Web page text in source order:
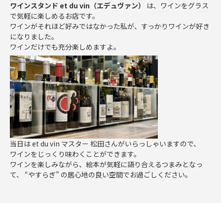
ワインスタンド et du vin（エデュヴァン）
は、ワインをグラス
で気軽に楽しめるお店です。
ワインがそれほど好みではなかった私が、すっかりワインが好き
になりました。
ワインだけでも充分楽しめますよ。
当日は et du vin マスター 松田さんがいらっしゃいますので、
ワインをじっくり味わくことができます。
ワインを楽しみながら、絵本が気軽に語り合えるつまみとなっ
て、 “やすらぎ” の居心地の良い空間でお過ごしください。